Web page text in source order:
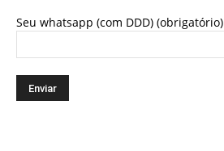
Seu whatsapp (com DDD) (obrigatório)